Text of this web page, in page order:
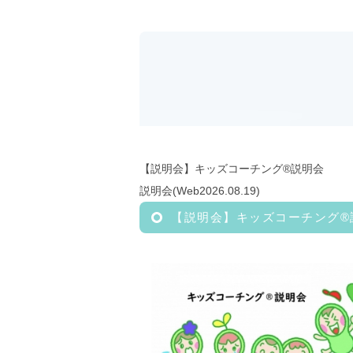
【説明会】キッズコーチング®︎説明会
説明会(Web2026.08.19)
【説明会】キッズコーチング